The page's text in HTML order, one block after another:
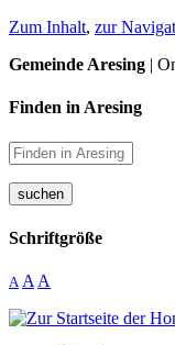
Zum Inhalt, zur
Gemeinde Aresing |
Finden in Aresing
suchen
Schriftgröße
A A A